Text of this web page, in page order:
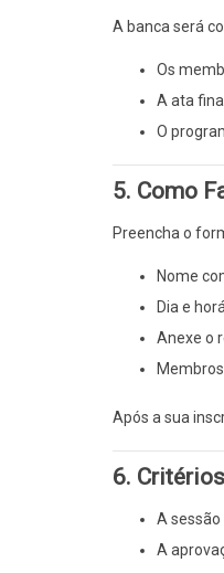
A banca será
Os
A ata
O
5. Como
Preencha o
Nome
Dia e
Anexe o
Após a sua
6.
A
A